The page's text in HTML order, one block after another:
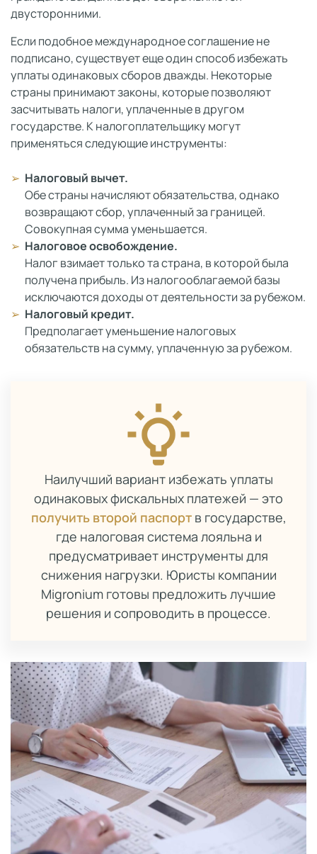
двусторонними.
Если подобное международное соглашение не
подписано, существует еще один способ избежать
уплаты одинаковых сборов дважды. Некоторые
страны принимают законы, которые позволяют
засчитывать налоги, уплаченные в другом
государстве. К налогоплательщику могут
применяться следующие инструменты:
Налоговый вычет.
Обе страны начисляют обязательства, однако
возвращают сбор, уплаченный за границей.
Совокупная сумма уменьшается.
Налоговое освобождение.
Налог взимает только та страна, в которой была
получена прибыль. Из налогооблагаемой базы
исключаются доходы от деятельности за рубежом.
Налоговый кредит.
Предполагает уменьшение налоговых
обязательств на сумму, уплаченную за рубежом.
Наилучший вариант избежать уплаты
одинаковых фискальных платежей — это
получить второй паспортв государстве,
где налоговая система лояльна и
предусматривает инструменты для
снижения нагрузки. Юристы компании
Migronium готовы предложить лучшие
решения и сопроводить в процессе.